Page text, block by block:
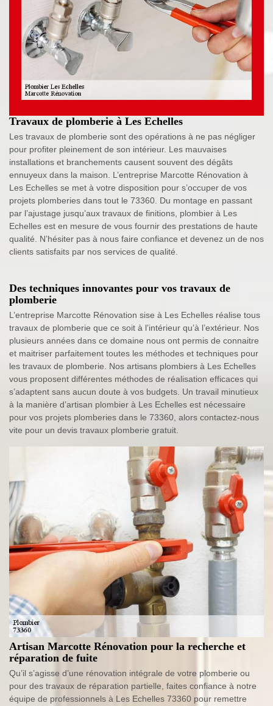
Travaux de plomberie à Les Echelles
Les travaux de plomberie sont des opérations à ne pas négliger
pour profiter pleinement de son intérieur. Les mauvaises
installations et branchements causent souvent des dégâts
ennuyeux dans la maison. L’entreprise Marcotte Rénovation à
Les Echelles se met à votre disposition pour s’occuper de vos
projets plomberies dans tout le 73360. Du montage en passant
par l’ajustage jusqu’aux travaux de finitions, plombier à Les
Echelles est en mesure de vous fournir des prestations de haute
qualité. N’hésiter pas à nous faire confiance et devenez un de nos
clients satisfaits par nos services de qualité.
Des techniques innovantes pour vos travaux de
plomberie
L’entreprise Marcotte Rénovation sise à Les Echelles réalise tous
travaux de plomberie que ce soit à l’intérieur qu’à l’extérieur. Nos
plusieurs années dans ce domaine nous ont permis de connaitre
et maitriser parfaitement toutes les méthodes et techniques pour
les travaux de plomberie. Nos artisans plombiers à Les Echelles
vous proposent différentes méthodes de réalisation efficaces qui
s’adaptent sans aucun doute à vos budgets. Un travail minutieux
à la manière d’artisan plombier à Les Echelles est nécessaire
pour vos projets plomberies dans le 73360, alors contactez-nous
vite pour un devis travaux plomberie gratuit.
Artisan Marcotte Rénovation pour la recherche et
réparation de fuite
Qu’il s’agisse d’une rénovation intégrale de votre plomberie ou
pour des travaux de réparation partielle, faites confiance à notre
équipe de professionnels à Les Echelles 73360 pour remettre